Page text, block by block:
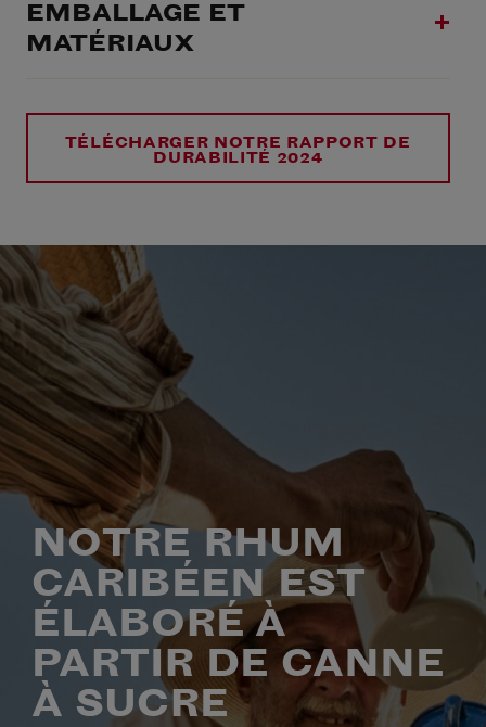
EMBALLAGE ET
MATÉRIAUX
TÉLÉCHARGER NOTRE RAPPORT DE
DURABILITÉ 2024
NOTRE RHUM
CARIBÉEN EST
ÉLABORÉ À
PARTIR DE CANNE
À SUCRE